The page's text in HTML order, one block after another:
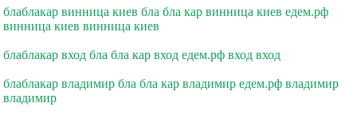
блаблакар винница киев бла бла кар винница киев едем.рф
винница киев винница киев
блаблакар вход бла бла кар вход едем.рф вход вход
блаблакар владимир бла бла кар владимир едем.рф владимир
владимир